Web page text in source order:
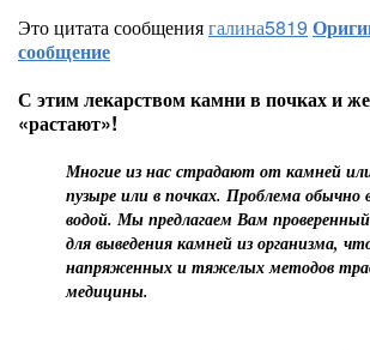
Это цитата сообщениягалина5819
сообщение
С этим лекарством камни в почках и
«растают»!
Многие из нас страдают от камней
пузыре или в почках. Проблема обычно
водой. Мы предлагаем Вам
для выведения камней из организма,
напряженных и тяжелых методов
медицины.